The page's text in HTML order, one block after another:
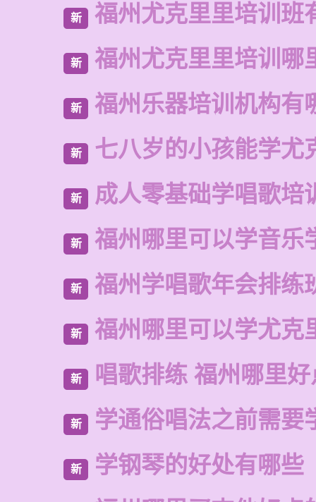
新 福州尤克里里培训班
新 福州尤克里里培训哪
新 福州乐器培训机构有
新 七八岁的小孩能学尤
新 成人零基础学唱歌培
新 福州哪里可以学音乐
新 福州学唱歌年会排练
新 福州哪里可以学尤克
新 唱歌排练 福州哪里
新 学通俗唱法之前需要
新
学钢琴的好处有哪些